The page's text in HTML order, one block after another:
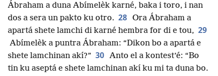
Ábraham a duna Abímelèk karné, baka i toro, i nan
dos a sera un pakto ku otro. 28 Ora Ábraham a
apartá shete lamchi di karné hembra for di e tou, 29
Abímelèk a puntra Ábraham: “Dikon bo a apartá e
shete lamchinan akí?” 30 Anto el a kontest’é: “Bo
tin ku aseptá e shete lamchinan akí ku mi ta duna bo.